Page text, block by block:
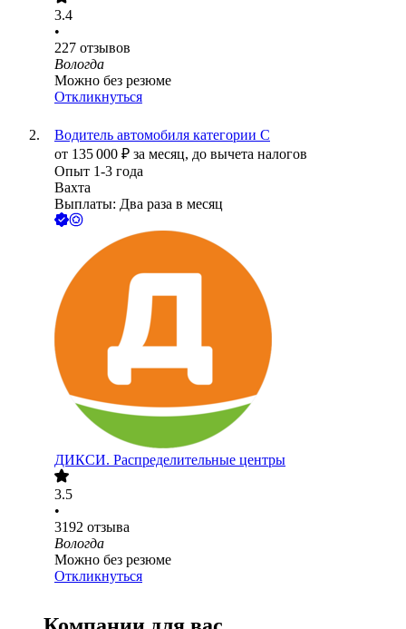
3.4
•
227 отзывов
Вологда
Можно без резюме
Откликнуться
Водитель автомобиля категории С
от 135 000 ₽ за месяц, до вычета налогов
Опыт 1-3 года
Вахта
Выплаты: Два раза в месяц
ДИКСИ. Распределительные центры
3.5
•
3192 отзыва
Вологда
Можно без резюме
Откликнуться